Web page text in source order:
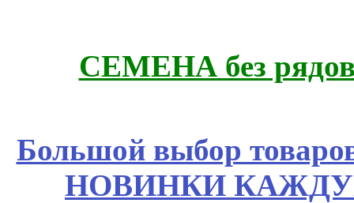
СЕМЕНА без
Большой выбор
НОВИНКИ